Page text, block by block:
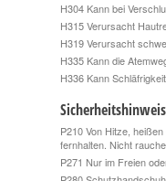
H304 Kann bei
H315 Verursacht
H319 Verursacht
H335 Kann die
H336 Kann
P210 Von Hitze,
fernhalten. Nicht
P271 Nur im Freien